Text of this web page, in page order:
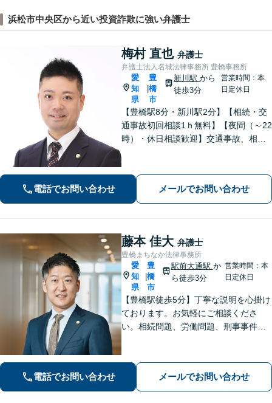
浜松市中央区から近い投資詐欺に強い弁護士
梅村 直也 弁護士
弁護士法人名城法律事務所 豊橋事務所
愛
知
県
豊
橋
市
新川駅から
徒歩3分
営業時間：本
日定休日
【豊橋駅8分・新川駅2分】【相続・交
通事故初回相談1ｈ無料】【夜間（～22
時）・休日相談歓迎】交通事故、相
誠心誠意取り組みます。少しでもお悩
みがあれば、お気軽にご相談くださ
い。
電話でお問い合わせ メールでお問い合わせ
藤本 佳大 弁護士
豊橋まちなか法律事務所
愛
知
県
|
豊
橋
市
駅前大通駅 か
ら徒歩3分
営業時間：本
日定休日
【豊橋駅徒歩5分】丁寧な説明を心掛け
ております。お気軽にご相談くださ
い。相続問題、労働問題、刑事事件そ
電話でお問い合わせ メールでお問い合わせ